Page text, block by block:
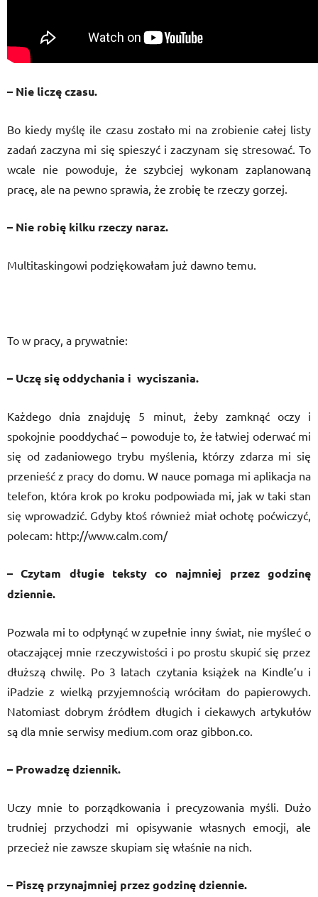
– Nie liczę czasu.
Bo kiedy myślę ile czasu zostało mi na zrobienie całej listy
zadań zaczyna mi się spieszyć i zaczynam się stresować. To
wcale nie powoduje, że szybciej wykonam zaplanowaną
pracę, ale na pewno sprawia, że zrobię te rzeczy gorzej.
– Nie robię kilku rzeczy naraz.
Multitaskingowi podziękowałam już dawno temu.
To w pracy, a prywatnie:
– Uczę się oddychania i wyciszania.
Każdego dnia znajduję 5 minut, żeby zamknąć oczy i
spokojnie pooddychać – powoduje to, że łatwiej oderwać mi
się od zadaniowego trybu myślenia, którzy zdarza mi się
przenieść z pracy do domu. W nauce pomaga mi aplikacja na
telefon, która krok po kroku podpowiada mi, jak w taki stan
się wprowadzić. Gdyby ktoś również miał ochotę poćwiczyć,
polecam: http://www.calm.com/
– Czytam długie teksty co najmniej przez godzinę
dziennie.
Pozwala mi to odpłynąć w zupełnie inny świat, nie myśleć o
otaczającej mnie rzeczywistości i po prostu skupić się przez
dłuższą chwilę. Po 3 latach czytania książek na Kindle’u i
iPadzie z wielką przyjemnością wróciłam do papierowych.
Natomiast dobrym źródłem długich i ciekawych artykułów
są dla mnie serwisy medium.com oraz gibbon.co.
– Prowadzę dziennik.
Uczy mnie to porządkowania i precyzowania myśli. Dużo
trudniej przychodzi mi opisywanie własnych emocji, ale
przecież nie zawsze skupiam się właśnie na nich.
– Piszę przynajmniej przez godzinę dziennie.